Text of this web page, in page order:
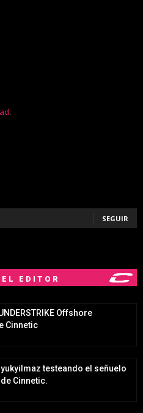
.
SEGUIR
EDITOR
Offshore
Cinnetic
testeando el señuelo
Cinnetic.